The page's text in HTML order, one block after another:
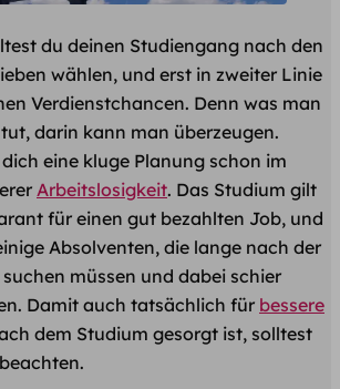
du deinen Studiengang nach den
wählen, und erst in zweiter Linie
Verdienstchancen. Denn was man
darin kann man überzeugen.
eine kluge Planung schon im
Arbeitslosigkeit. Das Studium gilt
für einen gut bezahlten Job, und
Absolventen, die lange nach der
müssen und dabei schier
Damit auch tatsächlich für bessere
dem Studium gesorgt ist, solltest